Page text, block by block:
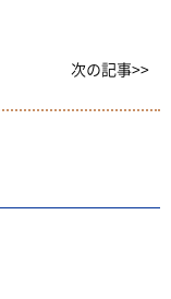
次の記事>>